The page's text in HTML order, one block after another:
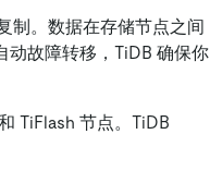
制。数据在存储节点之间
动故障转移，TiDB 确保你
TiFlash 节点。TiDB